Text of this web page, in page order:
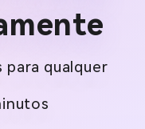
para qualquer